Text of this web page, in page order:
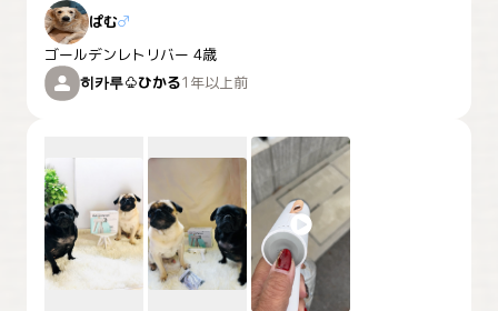
ぱむ♂
ゴールデンレトリバー 4歳
히카루♧ひかる1年以上前